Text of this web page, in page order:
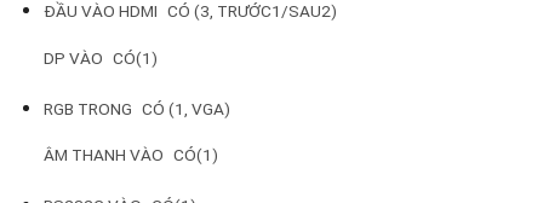
ĐẦU VÀO HDMI CÓ (3, TRƯỚC1/SAU2)
DP VÀO CÓ(1)
RGB TRONG CÓ (1, VGA)
ÂM THANH VÀO CÓ(1)